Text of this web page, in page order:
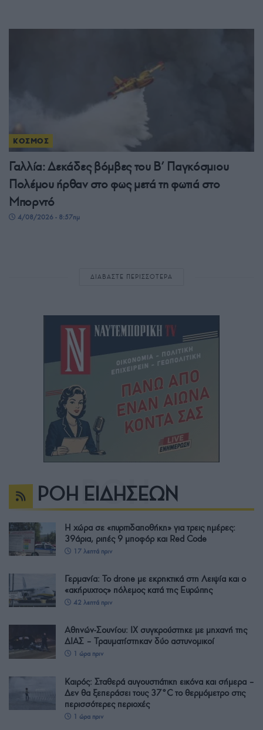
ΚΟΣΜΟΣ
Γαλλία: Δεκάδες βόμβες του Β’ Παγκόσμιου
Πολέμου ήρθαν στο φως μετά τη φωτιά στο
Μπορντό
4/08/2026 - 8:57πμ
ΔΙΑΒΑΣΤΕ ΠΕΡΙΣΣΟΤΕΡΑ
ΡΟΗ ΕΙΔΗΣΕΩΝ
Η χώρα σε «πυριτιδαποθήκη» για τρεις ημέρες:
39άρια, ριπές 9 μποφόρ και Red Code
17 λεπτά πριν
Γερμανία: Το drone με εκρηκτικά στη Λειψία και ο
«ακήρυχτος» πόλεμος κατά της Ευρώπης
42 λεπτά πριν
Αθηνών-Σουνίου: ΙΧ συγκρούστηκε με μηχανή της
ΔΙΑΣ – Τραυματίστηκαν δύο αστυνομικοί
1 ώρα πριν
Καιρός: Σταθερά αυγουστιάτικη εικόνα και σήμερα –
Δεν θα ξεπεράσει τους 37°C το θερμόμετρο στις
περισσότερες περιοχές
1 ώρα πριν